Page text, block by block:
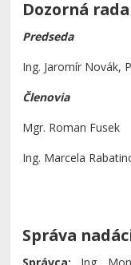
Dozorná rada
Predseda
Ing. Jaromír Novák,
Členovia
Mgr. Roman
Ing. Marcela
Správa